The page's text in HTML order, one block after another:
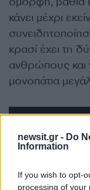
newsit.gr - Do
Information
If you wish to opt-
processing of your
κάνει μέχρι
κρασί έχει τη
ανθρώπους και
μονοπάτια